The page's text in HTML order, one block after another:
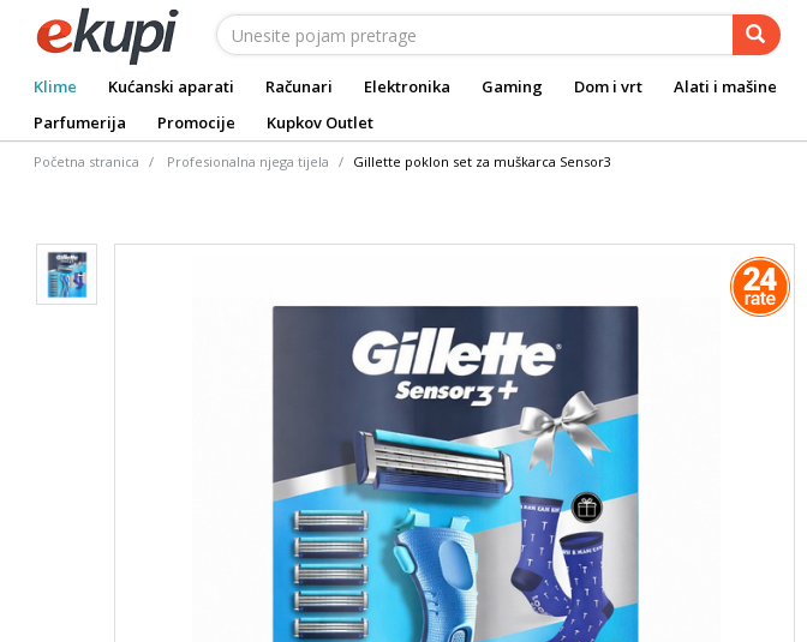
Klime Kućanski aparati Računari Elektronika Gaming Dom i vrt Alati i mašine
Parfumerija
Promocije Kupkov Outlet
Početna stranica Profesionalna njega tijela Gillette poklon set za muškarca Sensor3